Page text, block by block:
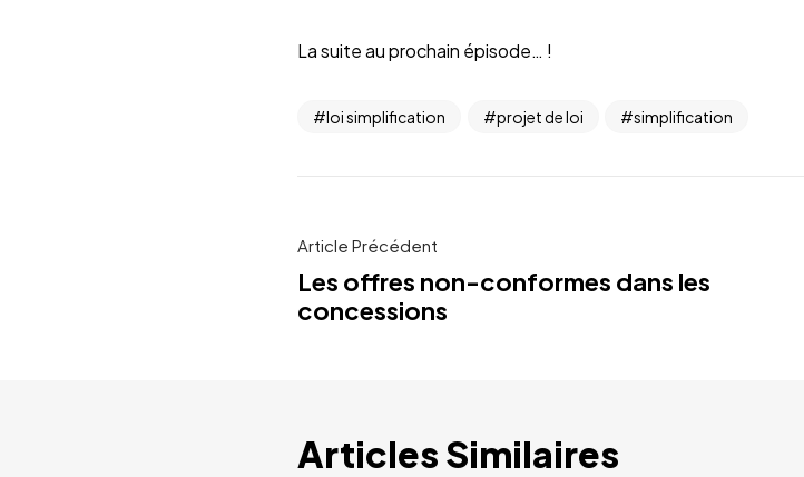
La suite au prochain épisode… !
loi simplification projet de loi simplification
Article Précédent
Les offres non-conformes dans les
concessions
Articles Similaires